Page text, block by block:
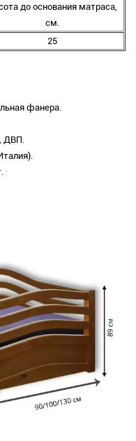
до основания матраса,
см.
25
фанера.
ДВП.